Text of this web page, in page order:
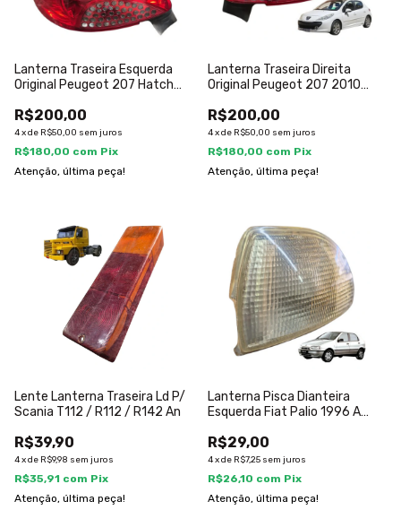
Lanterna Traseira Esquerda
Original Peugeot 207 Hatch
R$200,00
4xde R$50,00 sem juros
R$180,00 com Pix
Atenção, última peça!
Lanterna Traseira Direita
Original Peugeot 207 2010
R$200,00
4xde R$50,00 sem juros
R$180,00 com Pix
Atenção, última peça!
Lente Lanterna Traseira Ld P/
Scania T112 / R112 / R142 An
R$39,90
4xde R$9,98 sem juros
R$35,91 com Pix
Atenção, última peça!
Lanterna Pisca Dianteira
Esquerda Fiat Palio 1996 A
R$29,00
4xde R$7,25 sem juros
R$26,10 com Pix
Atenção, última peça!